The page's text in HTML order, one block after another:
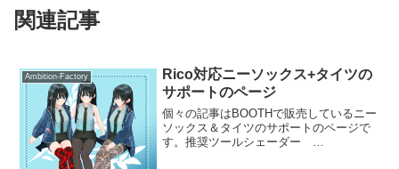
関連記事
Ambition-Factory
Rico対応ニーソックス+タイツの
サポートのページ
個々の記事はBOOTHで販売しているニー
ソックス＆タイツのサポートのページで
す。推奨ツールシェーダー